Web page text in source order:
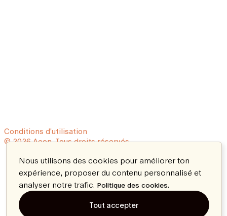
Conditions d'utilisation
© 2026 Aeon. Tous droits réservés.
Nous utilisons des cookies pour améliorer ton
expérience, proposer du contenu personnalisé et
analyser notre trafic. Politique des cookies.
Tout accepter